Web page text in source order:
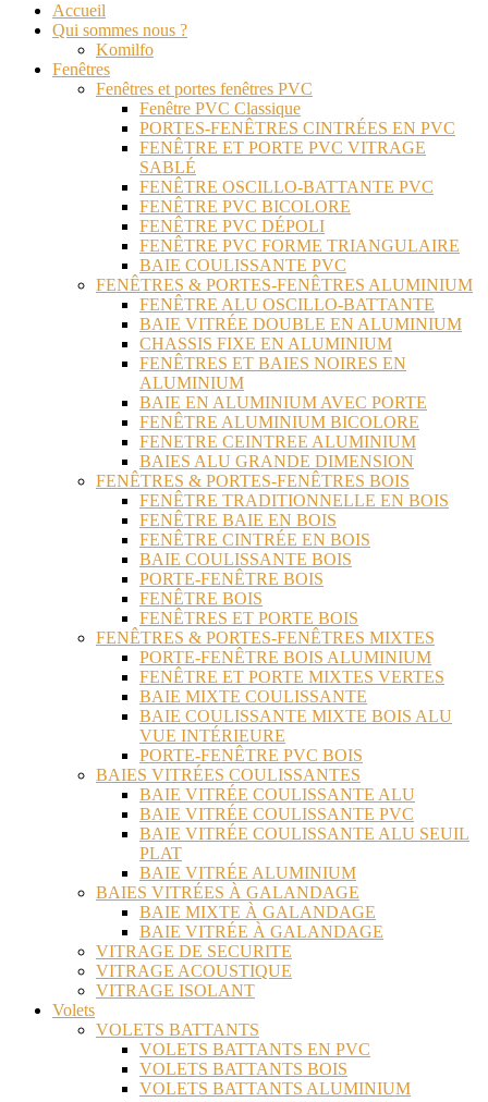
Accueil
Qui sommes nous ?
Komilfo
Fenêtres
Fenêtres et portes fenêtres PVC
Fenêtre PVC Classique
PORTES-FENÊTRES CINTRÉES EN PVC
FENÊTRE ET PORTE PVC VITRAGE
SABLÉ
FENÊTRE OSCILLO-BATTANTE PVC
FENÊTRE PVC BICOLORE
FENÊTRE PVC DÉPOLI
FENÊTRE PVC FORME TRIANGULAIRE
BAIE COULISSANTE PVC
FENÊTRES & PORTES-FENÊTRES ALUMINIUM
FENÊTRE ALU OSCILLO-BATTANTE
BAIE VITRÉE DOUBLE EN ALUMINIUM
CHASSIS FIXE EN ALUMINIUM
FENÊTRES ET BAIES NOIRES EN
ALUMINIUM
BAIE EN ALUMINIUM AVEC PORTE
FENÊTRE ALUMINIUM BICOLORE
FENETRE CEINTREE ALUMINIUM
BAIES ALU GRANDE DIMENSION
FENÊTRES & PORTES-FENÊTRES BOIS
FENÊTRE TRADITIONNELLE EN BOIS
FENÊTRE BAIE EN BOIS
FENÊTRE CINTRÉE EN BOIS
BAIE COULISSANTE BOIS
PORTE-FENÊTRE BOIS
FENÊTRE BOIS
FENÊTRES ET PORTE BOIS
FENÊTRES & PORTES-FENÊTRES MIXTES
PORTE-FENÊTRE BOIS ALUMINIUM
FENÊTRE ET PORTE MIXTES VERTES
BAIE MIXTE COULISSANTE
BAIE COULISSANTE MIXTE BOIS ALU
VUE INTÉRIEURE
PORTE-FENÊTRE PVC BOIS
BAIES VITRÉES COULISSANTES
BAIE VITRÉE COULISSANTE ALU
BAIE VITRÉE COULISSANTE PVC
BAIE VITRÉE COULISSANTE ALU SEUIL
PLAT
BAIE VITRÉE ALUMINIUM
BAIES VITRÉES À GALANDAGE
BAIE MIXTE À GALANDAGE
BAIE VITRÉE À GALANDAGE
VITRAGE DE SECURITE
VITRAGE ACOUSTIQUE
VITRAGE ISOLANT
Volets
VOLETS BATTANTS
VOLETS BATTANTS EN PVC
VOLETS BATTANTS BOIS
VOLETS BATTANTS ALUMINIUM